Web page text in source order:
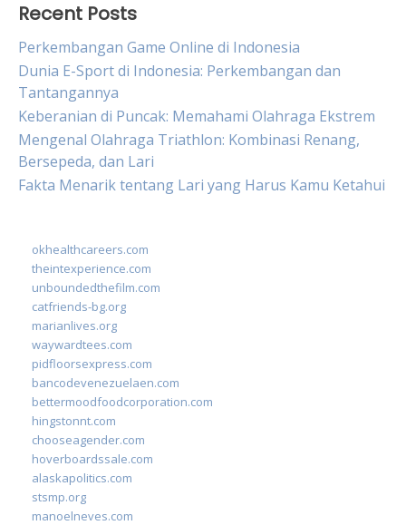
Recent Posts
Perkembangan Game Online di Indonesia
Dunia E-Sport di Indonesia: Perkembangan dan
Tantangannya
Keberanian di Puncak: Memahami Olahraga Ekstrem
Mengenal Olahraga Triathlon: Kombinasi Renang,
Bersepeda, dan Lari
Fakta Menarik tentang Lari yang Harus Kamu Ketahui
okhealthcareers.com
theintexperience.com
unboundedthefilm.com
catfriends-bg.org
marianlives.org
waywardtees.com
pidfloorsexpress.com
bancodevenezuelaen.com
bettermoodfoodcorporation.com
hingstonnt.com
chooseagender.com
hoverboardssale.com
alaskapolitics.com
stsmp.org
manoelneves.com